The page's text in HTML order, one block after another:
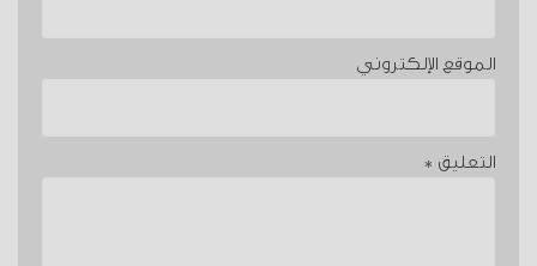
الموقع الإلكتروني
التعليق *